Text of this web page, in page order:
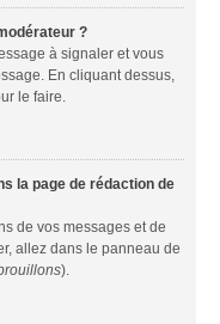
?
à signaler et vous
En cliquant dessus,
le faire.
la page de rédaction de
de vos messages et de
allez dans le panneau de
).